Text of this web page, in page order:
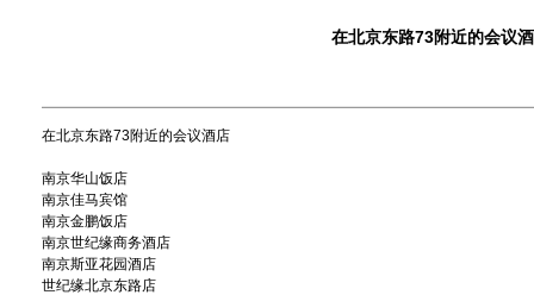
在北京东路73附近的会议
在北京东路73附近的会议酒店
南京华山饭店
南京佳马宾馆
南京金鹏饭店
南京世纪缘商务酒店
南京斯亚花园酒店
世纪缘北京东路店